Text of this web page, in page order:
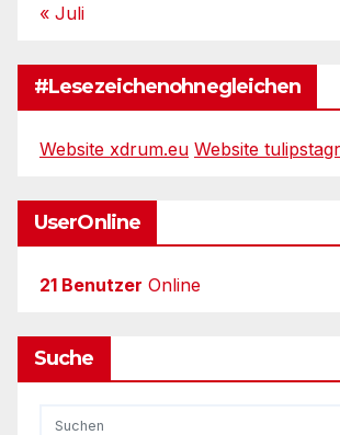
« Juli
#Lesezeichenohnegleichen
Website xdrum.eu Website
UserOnline
21 Benutzer Online
Suche